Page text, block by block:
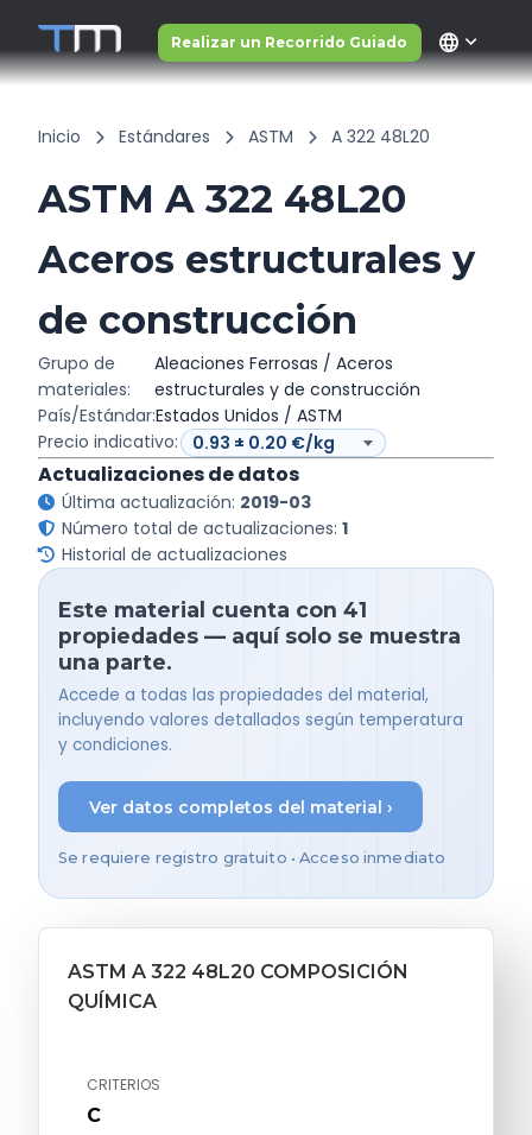
Realizar un Recorrido Guiado language
Inicio Estándares ASTM A 322 48L20
ASTM A 322 48L20
Aceros estructurales y
de construcción
Grupo de
materiales:
Aleaciones Ferrosas / Aceros
estructurales y de construcción
País/Estándar:Estados Unidos / ASTM
Precio indicativo:
Actualizaciones de datos
Última actualización: 2019-03
Número total de actualizaciones: 1
Historial de actualizaciones
Este material cuenta con 41
propiedades — aquí solo se muestra
una parte.
Accede a todas las propiedades del material,
incluyendo valores detallados según temperatura
y condiciones.
Ver datos completos del material ›
Se requiere registro gratuito • Acceso inmediato
ASTM A 322 48L20 COMPOSICIÓN
QUÍMICA
CRITERIOS
C